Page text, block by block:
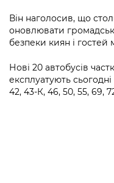
Він наголосив, що
оновлювати
безпеки киян і гостей
Нові 20 автобусів
експлуатують
42, 43-К, 46, 50, 55, 69, 72,